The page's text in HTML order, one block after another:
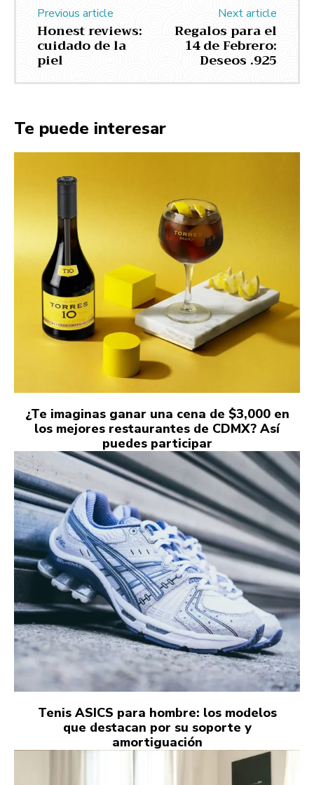
Previous article
Honest reviews:
cuidado de la
piel
Next article
Regalos para el
14 de Febrero:
Deseos .925
Te puede interesar
¿Te imaginas ganar una cena de $3,000 en
los mejores restaurantes de CDMX? Así
puedes participar
Tenis ASICS para hombre: los modelos
que destacan por su soporte y
amortiguación